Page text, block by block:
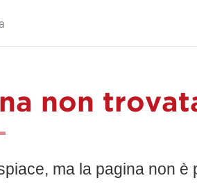
non
ma la pagina non